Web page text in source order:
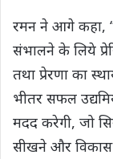
रमन ने आगे कहा,
संभालने के लिये
तथा प्रेरणा का
भीतर सफल
मदद करेगी, जो
सीखने और